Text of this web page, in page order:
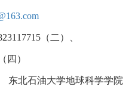
（二）、
（四）
东北石油大学地球科学学院